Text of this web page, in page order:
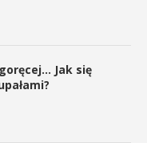
Jak się